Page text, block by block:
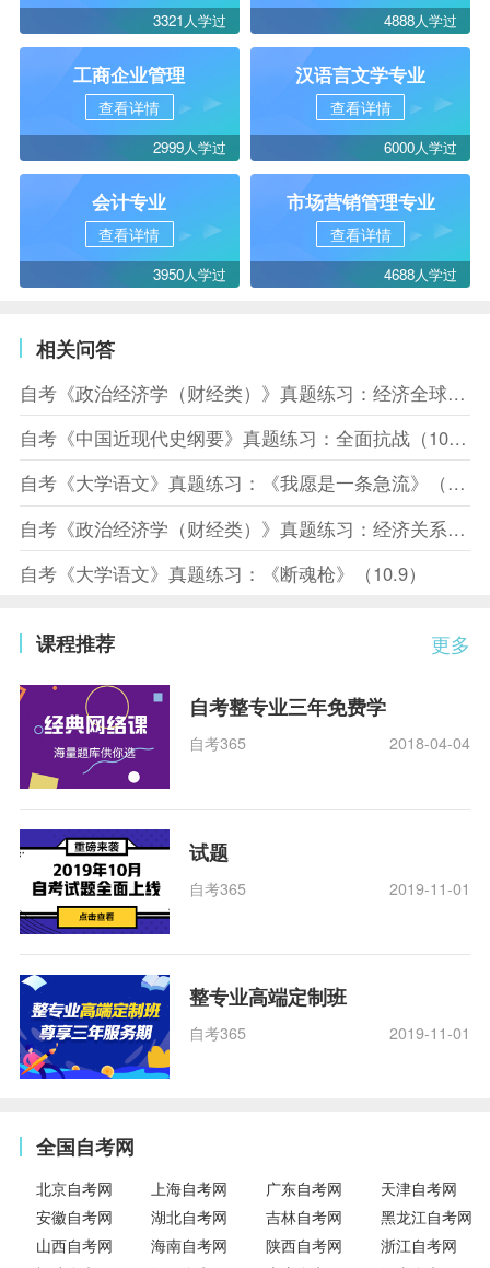
3321人学过 4888人学过
工商企业管理
查看详情
2999人学过
汉语言文学专业
查看详情
6000人学过
会计专业
查看详情
3950人学过
市场营销管理专业
查看详情
4688人学过
相关问答
自考《政治经济学（财经类）》真题练习：经济全球化（10.10）
自考《中国近现代史纲要》真题练习：全面抗战（10.10）
自考《大学语文》真题练习：《我愿是一条急流》（10.10）
自考《政治经济学（财经类）》真题练习：经济关系（10.8）
自考《大学语文》真题练习：《断魂枪》（10.9）
更多
课程推荐
自考整专业三年免费学
自考365 2018-04-04
试题
自考365 2019-11-01
整专业高端定制班
自考365 2019-11-01
全国自考网
北京自考网 上海自考网 广东自考网
天津自考网
安徽自考网
湖北自考网 吉林自考网
黑龙江自考网
山西自考网
海南自考网 陕西自考网
浙江自考网